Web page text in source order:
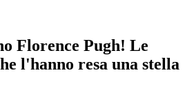
Florence Pugh! Le
l'hanno resa una stella